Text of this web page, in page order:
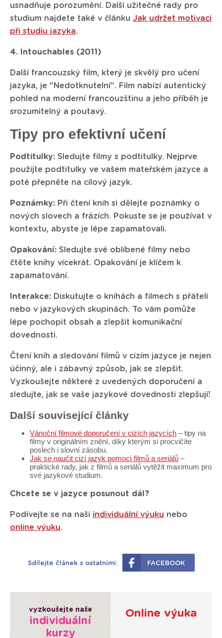
usnadňuje porozumění. Další užitečné rady pro
studium najdete také v článku Jak udržet motivaci
při studiu jazyka.
4. Intouchables (2011)
Další francouzský film, který je skvělý pro učení
jazyka, je "Nedotknutelní". Film nabízí autentický
pohled na moderní francouzštinu a jeho příběh je
srozumitelný a poutavý.
Tipy pro efektivní učení
Podtitulky: Sledujte filmy s podtitulky. Nejprve
použijte podtitulky ve vašem mateřském jazyce a
poté přepněte na cílový jazyk.
Poznámky: Při čtení knih si dělejte poznámky o
nových slovech a frázích. Pokuste se je používat v
kontextu, abyste je lépe zapamatovali.
Opakování: Sledujte své oblíbené filmy nebo
čtěte knihy vícekrát. Opakování je klíčem k
zapamatování.
Interakce: Diskutujte o knihách a filmech s přáteli
nebo v jazykových skupinách. To vám pomůže
lépe pochopit obsah a zlepšit komunikační
dovednosti.
Čtení knih a sledování filmů v cizím jazyce je nejen
účinný, ale i zábavný způsob, jak se zlepšit.
Vyzkoušejte některé z uvedených doporučení a
sledujte, jak se vaše jazykové dovednosti zlepšují!
Další související články
Vánoční filmové doporučení v cizích jazycích – tipy na
filmy v originálním znění, díky kterým si procvičíte
poslech i slovní zásobu.
Jak se naučit cizí jazyk pomocí filmů a seriálů –
praktické rady, jak z filmů a seriálů vytěžit maximum pro
své jazykové studium.
Chcete se v jazyce posunout dál?
Podívejte se na naši individuální výuku nebo
online výuku.
Sdílejte článek s ostatními: FACEBOOK
vyzkoušejte naše
individuální
kurzy
Online výuka